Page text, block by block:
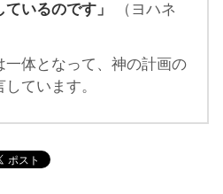
いるのです」
（ヨハネ
一体となって、神の計画の
ています。